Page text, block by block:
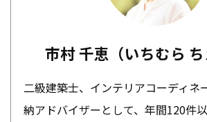
市村 千恵（いちむら
二級建築士、インテリアコーディネ
納アドバイザーとして、年間120件